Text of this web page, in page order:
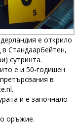
е открило
в Стандаарбейтен,
сутринта.
е и 50-годишен
в
и е започнало
оръжие.